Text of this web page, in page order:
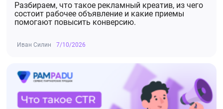
Разбираем, что такое рекламный креатив, из чего
состоит рабочее объявление и какие приемы
помогают повысить конверсию.
Иван Силин 7/10/2026